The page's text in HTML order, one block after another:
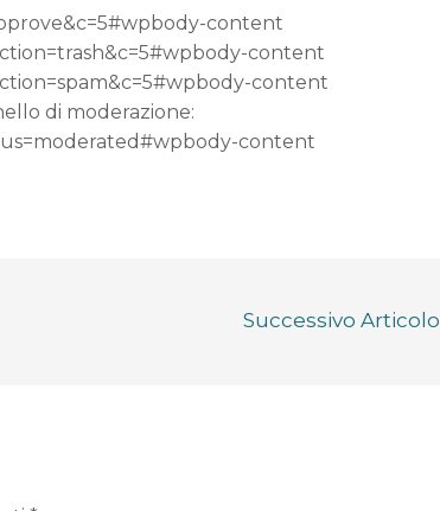
content
content
content
di moderazione:
content
Successivo Articolo